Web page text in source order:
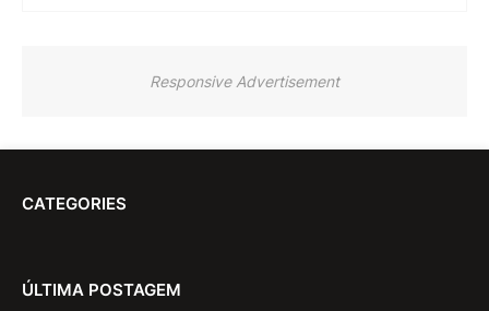
Responsive Advertisement
CATEGORIES
ÚLTIMA POSTAGEM